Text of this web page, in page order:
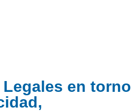
en torno